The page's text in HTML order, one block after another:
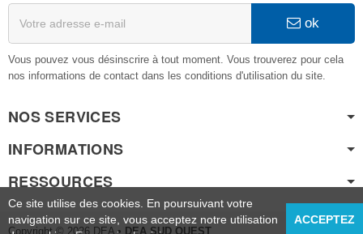
ok
Vous pouvez vous désinscrire à tout moment. Vous trouverez pour cela
nos informations de contact dans les conditions d'utilisation du site.
NOS SERVICES
INFORMATIONS
RESSOURCES
Copyright © 2026 DEA • DEA SUD OUEST
Ce site utilise des cookies. En poursuivant votre
navigation sur ce site, vous acceptez notre utilisation
ACCEPTEZ